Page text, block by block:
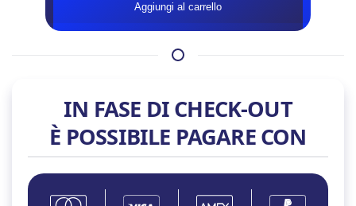
–
RX
9070
Aggiungi al carrello
IN FASE DI CHECK-OUT
È POSSIBILE PAGARE CON